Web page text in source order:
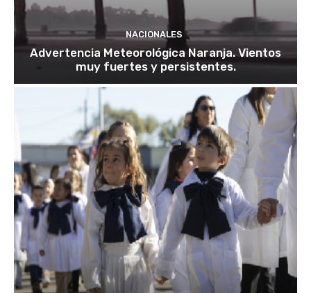
NACIONALES
Advertencia Meteorológica Naranja. Vientos
muy fuertes y persistentes.